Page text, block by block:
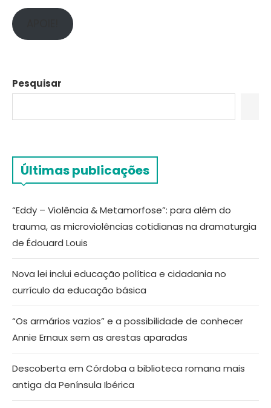
Pesquisar
Últimas publicações
“Eddy – Violência & Metamorfose”: para além do
trauma, as microviolências cotidianas na dramaturgia
de Édouard Louis
Nova lei inclui educação política e cidadania no
currículo da educação básica
“Os armários vazios” e a possibilidade de conhecer
Annie Ernaux sem as arestas aparadas
Descoberta em Córdoba a biblioteca romana mais
antiga da Península Ibérica